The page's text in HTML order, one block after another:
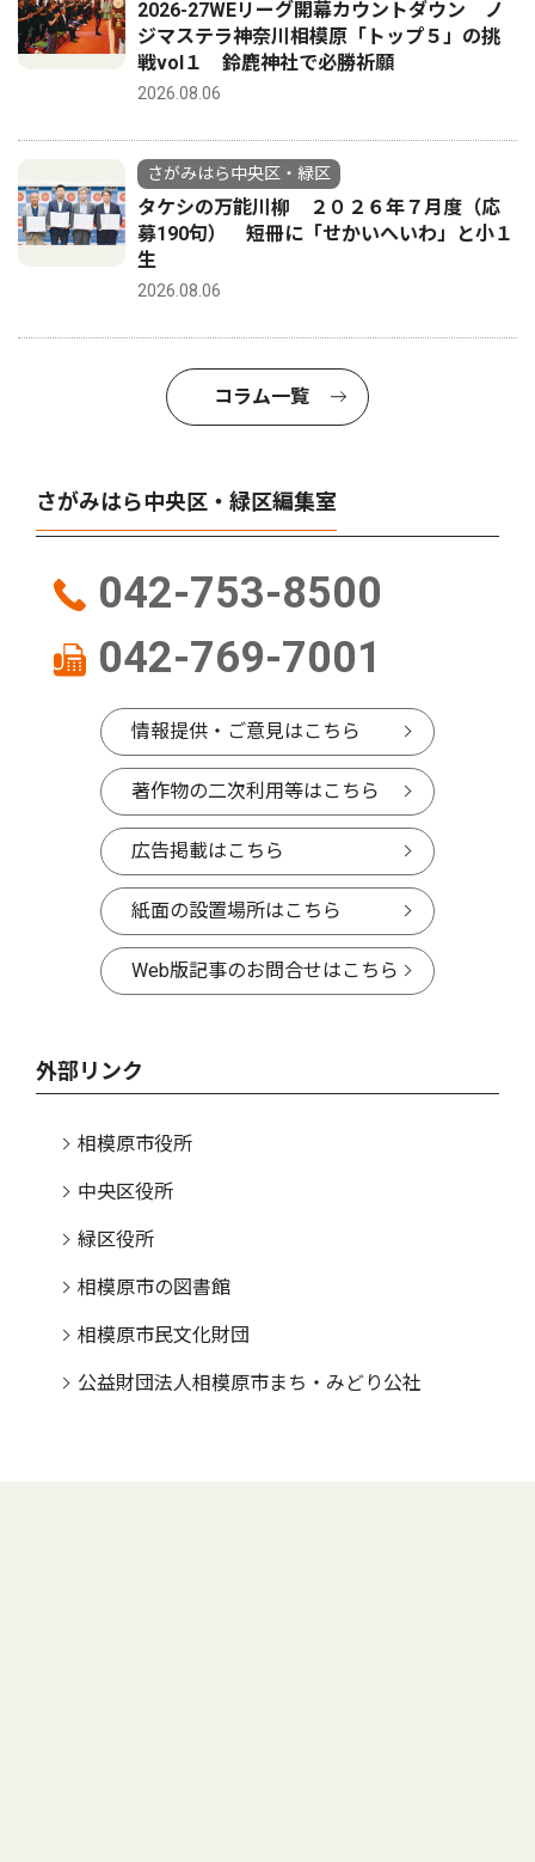
2026-27WEリーグ開幕カウントダウン ノ
ジマステラ神奈川相模原「トップ５」の挑
戦vol１ 鈴鹿神社で必勝祈願
2026.08.06
さがみはら中央区・緑区
タケシの万能川柳 ２０２６年７月度（応
募190句） 短冊に「せかいへいわ」と小１
生
2026.08.06
コラム一覧
さがみはら中央区・緑区編集室
042-753-8500
042-769-7001
情報提供・ご意見はこちら
著作物の二次利用等はこちら
広告掲載はこちら
紙面の設置場所はこちら
Web版記事のお問合せはこちら
外部リンク
相模原市役所
中央区役所
緑区役所
相模原市の図書館
相模原市民文化財団
公益財団法人相模原市まち・みどり公社